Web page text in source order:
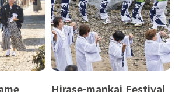
Hirase-mankai Festival